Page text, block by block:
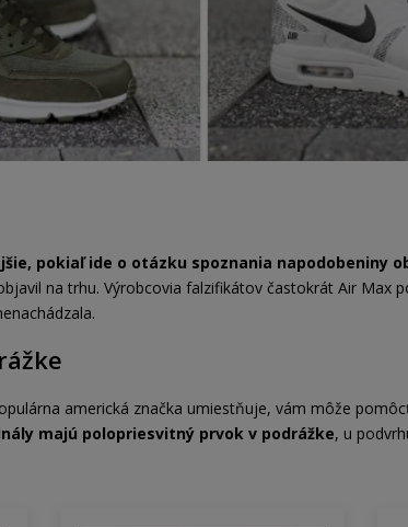
pokiaľ ide o otázku spoznania napodobeniny
na trhu. Výrobcovia falzifikátov častokrát Air Max
americká značka umiestňuje, vám môže
majú polopriesvitný prvok v podrážke, u